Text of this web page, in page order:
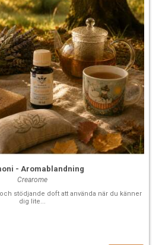
- Aromablandning
Crearome
stödjande doft att använda när du känner
dig lite...